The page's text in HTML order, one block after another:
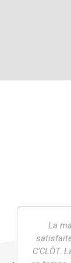
Je vous